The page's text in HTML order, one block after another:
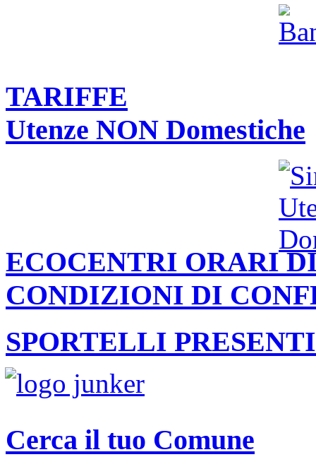
TARIFFE
Utenze NON Domestiche
ECOCENTRI ORARI
CONDIZIONI DI
SPORTELLI
Cerca il tuo Comune